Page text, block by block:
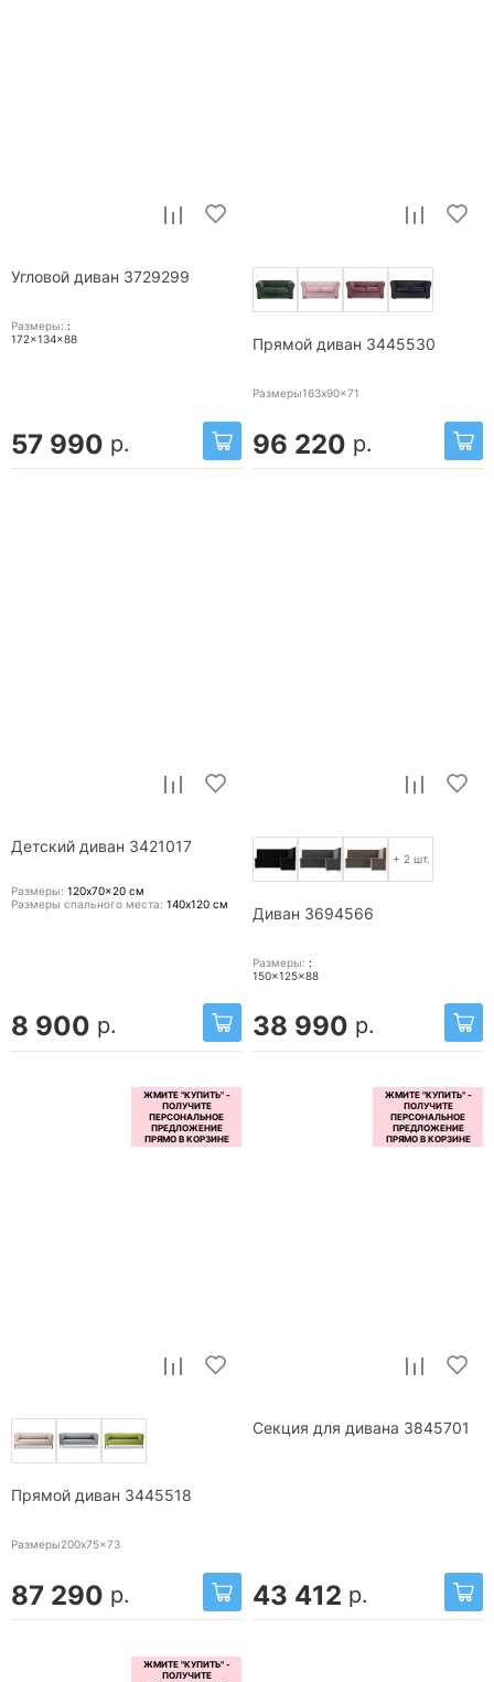
Угловой диван 3729299
Размеры: :
172x134x88
57 990 р.
Прямой диван 3445530
Размеры163x90x71
96 220 р.
Детский диван 3421017
Размеры: 120x70x20 см
Размеры спального места: 140x120 см
8 900 р.
+ 2 шт.
Диван 3694566
Размеры: :
150x125x88
38 990 р.
Прямой диван 3445518
Размеры200x75x73
87 290 р.
Секция для дивана 3845701
43 412 р.